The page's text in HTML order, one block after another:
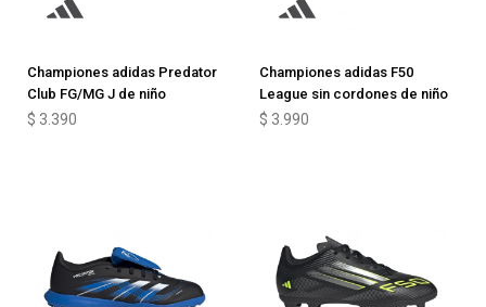
Championes adidas Predator
Club FG/MG J de niño
$ 3.390
Championes adidas F50
League sin cordones de niño
$ 3.990